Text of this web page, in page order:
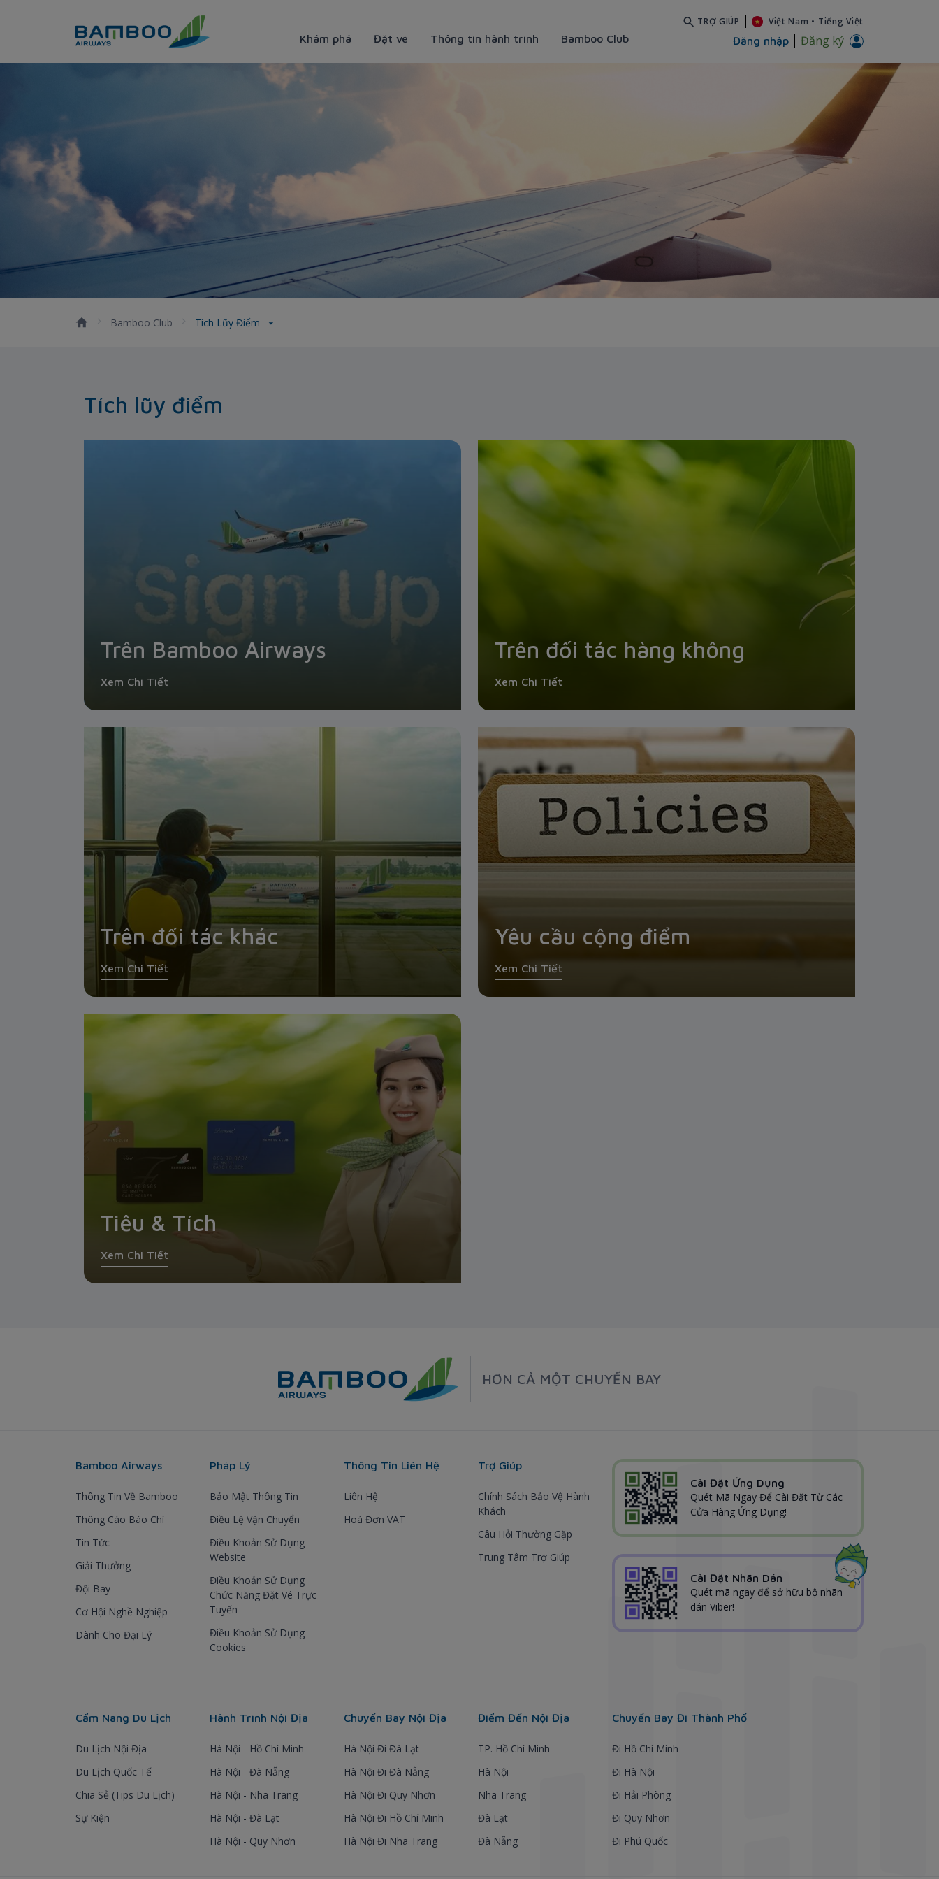
Khám phá Đặt vé Thông tin hành trình Bamboo Club
TRỢ GIÚP Việt Nam • Tiếng Việt
Đăng nhập Đăng ký
Cộng điểm &amp; xét hạng
Bamboo Club Tích Lũy Điểm
Tích lũy điểm
Trên Bamboo Airways
Xem Chi Tiết
Trên đối tác hàng không
Xem Chi Tiết
Trên đối tác khác
Xem Chi Tiết
Yêu cầu cộng điểm
Xem Chi Tiết
Tiêu & Tích
Xem Chi Tiết
HƠN CẢ MỘT CHUYẾN BAY
Bamboo Airways
Thông Tin Về Bamboo
Thông Cáo Báo Chí
Tin Tức
Giải Thưởng
Đội Bay
Cơ Hội Nghề Nghiệp
Dành Cho Đại Lý
Pháp Lý
Bảo Mật Thông Tin
Điều Lệ Vận Chuyển
Điều Khoản Sử Dụng
Website
Điều Khoản Sử Dụng
Chức Năng Đặt Vé Trực
Tuyến
Điều Khoản Sử Dụng
Cookies
Thông Tin Liên Hệ
Liên Hệ
Hoá Đơn VAT
Trợ Giúp
Chính Sách Bảo Vệ Hành
Khách
Câu Hỏi Thường Gặp
Trung Tâm Trợ Giúp
Cài Đặt Ứng Dụng
Quét Mã Ngay Để Cài Đặt Từ Các
Cửa Hàng Ứng Dụng!
Cài Đặt Nhãn Dán
Quét mã ngay để sở hữu bộ nhãn
dán Viber!
Cẩm Nang Du Lịch
Du Lịch Nội Địa
Du Lịch Quốc Tế
Chia Sẻ (Tips Du Lịch)
Sự Kiện
Hành Trình Nội Địa
Hà Nội - Hồ Chí Minh
Hà Nội - Đà Nẵng
Hà Nội - Nha Trang
Hà Nội - Đà Lạt
Hà Nội - Quy Nhơn
Chuyến Bay Nội Địa
Hà Nội Đi Đà Lạt
Hà Nội Đi Đà Nẵng
Hà Nội Đi Quy Nhơn
Hà Nội Đi Hồ Chí Minh
Hà Nội Đi Nha Trang
Điểm Đến Nội Địa
TP. Hồ Chí Minh
Hà Nội
Nha Trang
Đà Lạt
Đà Nẵng
Chuyến Bay Đi Thành Phố
Đi Hồ Chí Minh
Đi Hà Nội
Đi Hải Phòng
Đi Quy Nhơn
Đi Phú Quốc